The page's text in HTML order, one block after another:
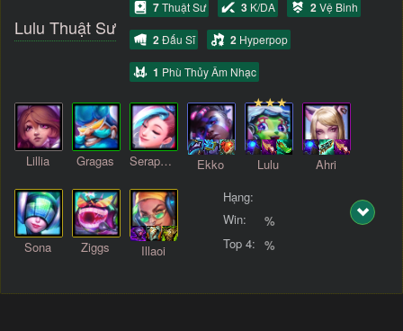
Lulu Thuật Sư
7Thuật Sư 3 K/DA 2Vệ Binh
2Đấu Sĩ 2 Hyperpop
1 Phù Thủy Âm Nhạc
Lillia Gragas Seraphine Ekko Lulu Ahri
Sona Ziggs Illaoi
Hạng:
Win:
%
Top 4: %